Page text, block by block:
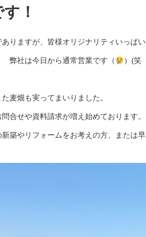
！
りますが、皆様オリジナリティいっぱ
ら通常営業です（ ）(笑
、弊社モ
が始まり、また麦畑
合せや資料請求が増え始めております
ムをお考えの方、または早く建て